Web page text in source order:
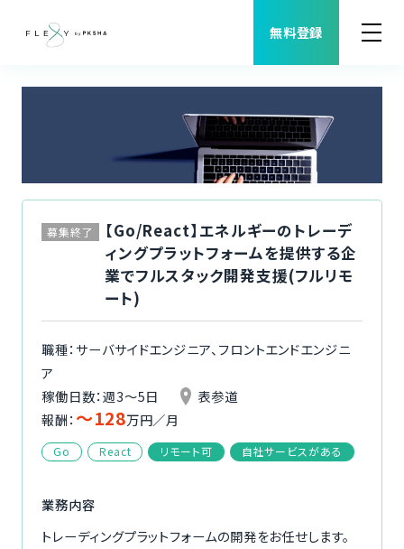
無料登録
職種から案件を探す
よくある質問
福利厚生
ご利用者様の声
ご利用の流れ
イベント/マガジン
募集終了
【Go/React】エネルギーのトレーデ
ィングプラットフォームを提供する企
業でフルスタック開発支援(フルリモ
ート)
職種：サーバサイドエンジニア、フロントエンドエンジニ
ア
稼働日数：週3〜5日
表参道
報酬： 〜128万円／月
Go React リモート可 自社サービスがある
業務内容
トレーディングプラットフォームの開発をお任せします。